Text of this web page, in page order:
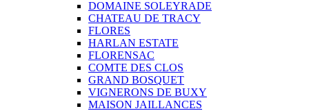
DOMAINE SOLEYRADE
CHATEAU DE TRACY
FLORES
HARLAN ESTATE
FLORENSAC
COMTE DES CLOS
GRAND BOSQUET
VIGNERONS DE BUXY
MAISON JAILLANCES